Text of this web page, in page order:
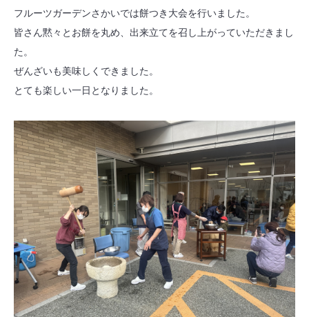
フルーツガーデンさかいでは餅つき大会を行いました。
皆さん黙々とお餅を丸め、出来立てを召し上がっていただきまし
た。
ぜんざいも美味しくできました。
とても楽しい一日となりました。